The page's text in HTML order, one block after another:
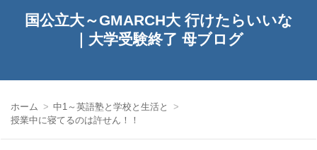
国公立大～GMARCH大 行けたらいいな
｜大学受験終了 母ブログ
ホーム
中1～英語塾と学校と生活と
授業中に寝てるのは許せん！！